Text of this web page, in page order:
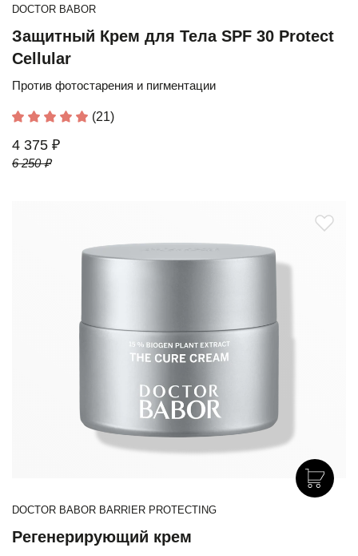
DOCTOR BABOR
Защитный Крем для Тела SPF 30 Protect
Cellular
Против фотостарения и пигментации
(21)
4 375 ₽
6 250 ₽
DOCTOR BABOR BARRIER PROTECTING
Регенерирующий крем